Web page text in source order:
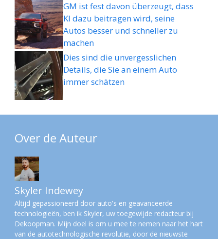
GM ist fest davon überzeugt, dass
KI dazu beitragen wird, seine
Autos besser und schneller zu
machen
Dies sind die unvergesslichen
Details, die Sie an einem Auto
immer schätzen
Over de Auteur
Skyler Indewey
Altijd gepassioneerd door auto's en geavanceerde
technologieën, ben ik Skyler, uw toegewijde redacteur bij
Dekoopman. Mijn doel is om u mee te nemen naar het hart
van de autotechnologische revolutie, door de nieuwste